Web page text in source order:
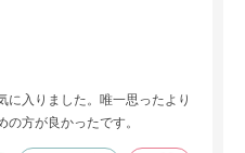
に入りました。唯一思ったより
方が良かったです。